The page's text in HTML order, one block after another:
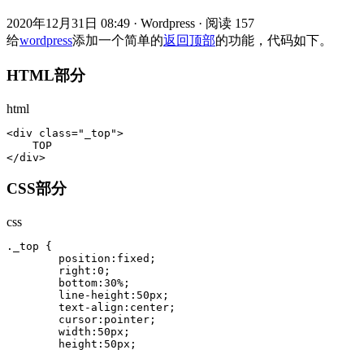
2020年12月31日 08:49 · Wordpress · 阅读 157
给wordpress添加一个简单的返回顶部的功能，代码如下。
HTML部分
html
<div class="_top">
    TOP
</div>
CSS部分
css
._top {